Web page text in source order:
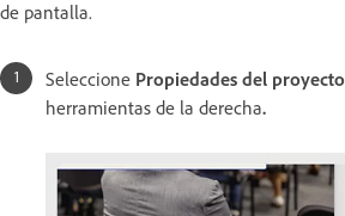
de pantalla.
Seleccione Propiedades del proyecto
herramientas de la derecha.